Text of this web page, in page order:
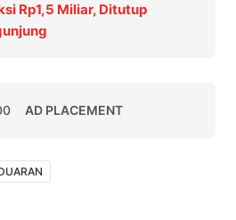
Rp1,5 Miliar, Ditutup
AD PLACEMENT